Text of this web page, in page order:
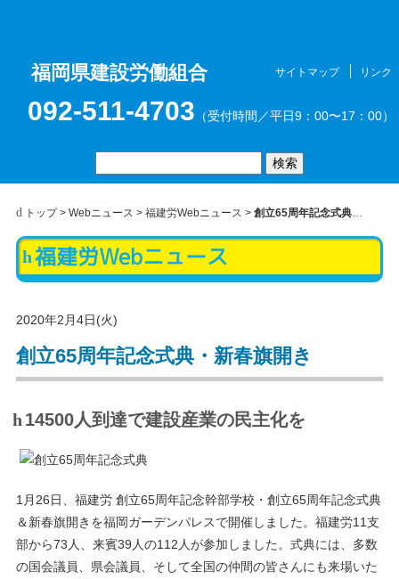
福岡県建設労働組合 サイトマップ リンク
092-511-4703 （受付時間／平日9：00〜17：00）
トップ> Webニュース > 福建労Webニュース > 創立65周年記念式典・新春旗開き
福建労Webニュース
2020年2月4日(火)
創立65周年記念式典・新春旗開き
14500人到達で建設産業の民主化を
1月26日、福建労 創立65周年記念幹部学校・創立65周年記念式典
＆新春旗開きを福岡ガーデンパレスで開催しました。福建労11支
部から73人、来賓39人の112人が参加しました。式典には、多数
の国会議員、県会議員、そして全国の仲間の皆さんにも来場いた